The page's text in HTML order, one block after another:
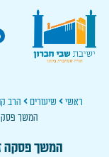
ראשי שיעורים הרב
המשך פסקה ז |